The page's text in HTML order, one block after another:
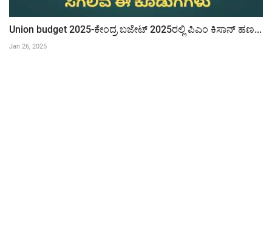
Union budget 2025-ಕೇಂದ್ರ ಬಜೇಟ್ 2025ರಲ್ಲಿ ಪಿಎಂ ಕಿಸಾನ್ ಹಣ...
Jan 26, 2025